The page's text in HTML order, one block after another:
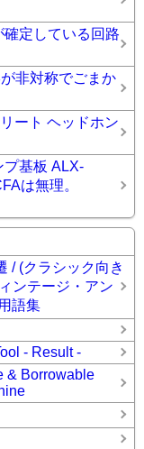
定している回路
非対称でごまか
ート ヘッドホン
プ基板 ALX-
は無理。
/ (クラシック向き
ンテージ・アン
語集
- Result -
& Borrowable